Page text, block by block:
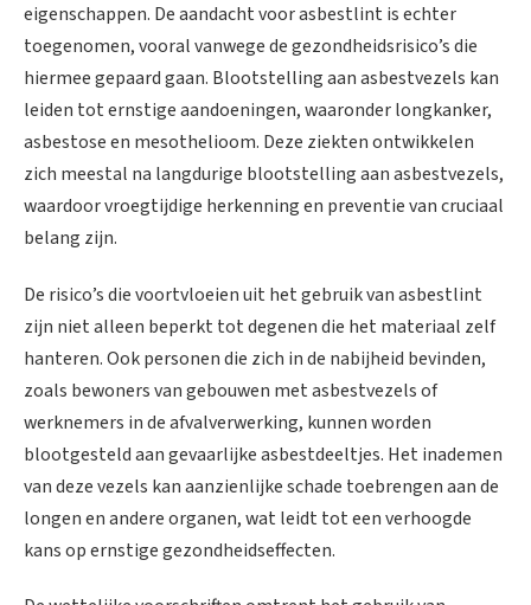
eigenschappen. De aandacht voor asbestlint is echter
toegenomen, vooral vanwege de gezondheidsrisico’s die
hiermee gepaard gaan. Blootstelling aan asbestvezels kan
leiden tot ernstige aandoeningen, waaronder longkanker,
asbestose en mesothelioom. Deze ziekten ontwikkelen
zich meestal na langdurige blootstelling aan asbestvezels,
waardoor vroegtijdige herkenning en preventie van cruciaal
belang zijn.
De risico’s die voortvloeien uit het gebruik van asbestlint
zijn niet alleen beperkt tot degenen die het materiaal zelf
hanteren. Ook personen die zich in de nabijheid bevinden,
zoals bewoners van gebouwen met asbestvezels of
werknemers in de afvalverwerking, kunnen worden
blootgesteld aan gevaarlijke asbestdeeltjes. Het inademen
van deze vezels kan aanzienlijke schade toebrengen aan de
longen en andere organen, wat leidt tot een verhoogde
kans op ernstige gezondheidseffecten.